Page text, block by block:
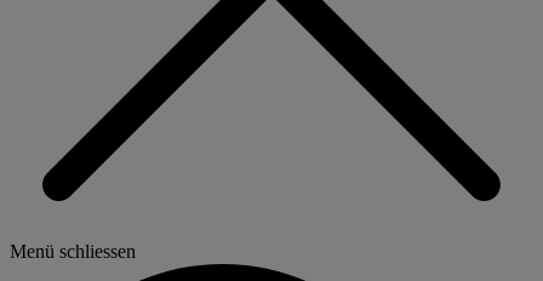
Menü schliessen